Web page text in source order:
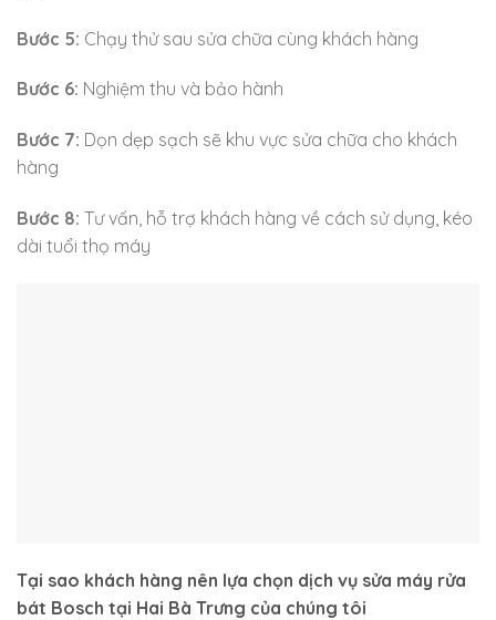
Bước 5: Chạy thử sau sửa chữa cùng khách hàng
Bước 6: Nghiệm thu và bảo hành
Bước 7: Dọn dẹp sạch sẽ khu vực sửa chữa cho khách
hàng
Bước 8: Tư vấn, hỗ trợ khách hàng về cách sử dụng, kéo
dài tuổi thọ máy
Tại sao khách hàng nên lựa chọn dịch vụ sửa máy rửa
bát Bosch tại Hai Bà Trưng của chúng tôi